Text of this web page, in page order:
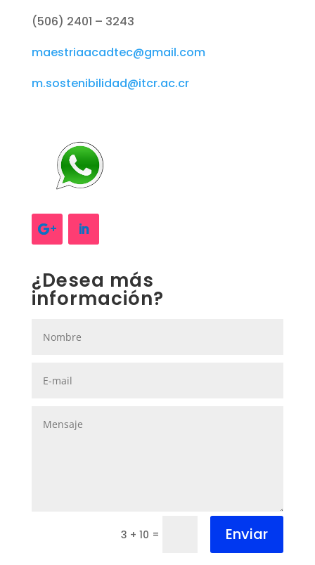
(506) 2401 – 3243
maestriaacadtec@gmail.com
m.sostenibilidad@itcr.ac.cr
¿Desea más
información?
3 + 10 = Enviar